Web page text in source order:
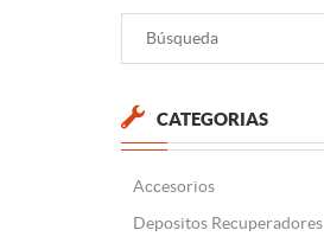
CATEGORIAS
Accesorios
Depositos Recuperadores